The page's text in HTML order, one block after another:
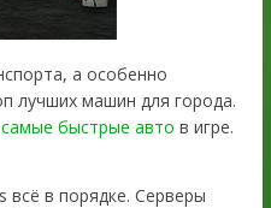
а особенно
лучших машин для города.
самые быстрые авто в игре.
всё в порядке. Серверы